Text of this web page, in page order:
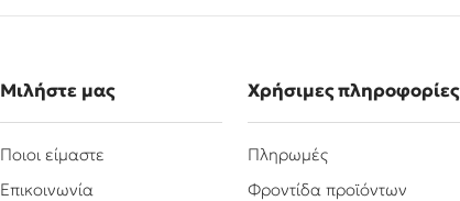
Μιλήστε μας
Ποιοι είμαστε
Επικοινωνία
Χρήσιμες πληροφορίες
Πληρωμές
Φροντίδα προϊόντων